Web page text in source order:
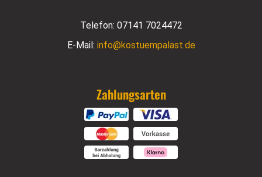
Telefon: 07141 7024472
E-Mail: info@kostuempalast.de
Zahlungsarten